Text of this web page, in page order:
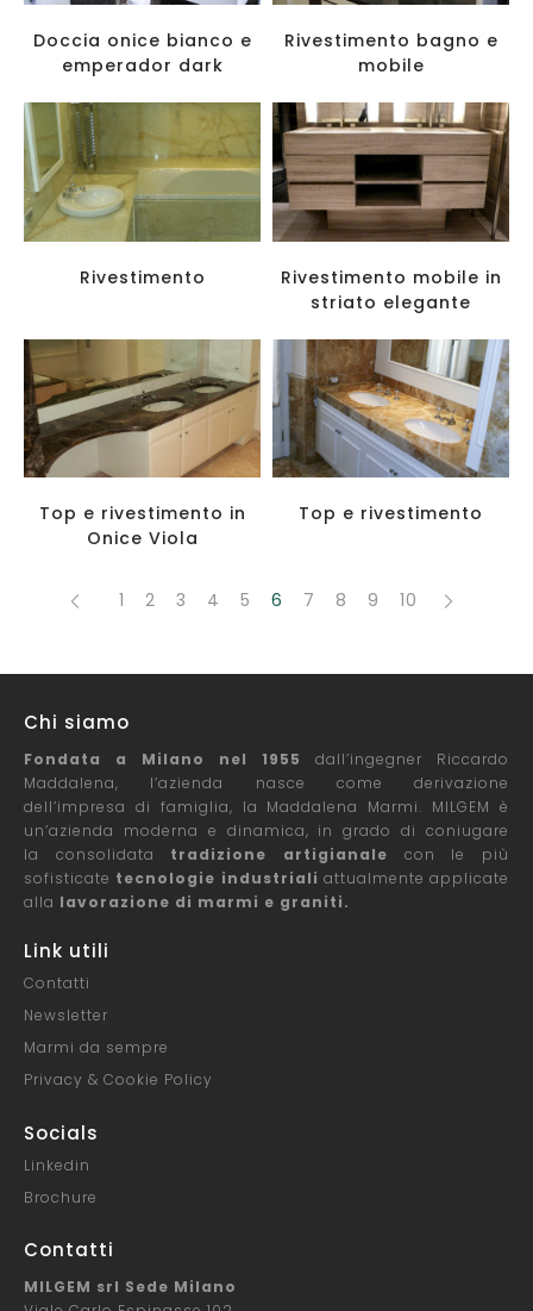
Doccia onice bianco e
emperador dark
Rivestimento bagno e
mobile
Rivestimento
Rivestimento mobile in
striato elegante
Top e rivestimento in
Onice Viola
Top e rivestimento
1 2 3 4 5 6 7 8 9 10
Chi siamo
Fondata a Milano nel 1955 dall’ingegner Riccardo
Maddalena, l’azienda nasce come derivazione
dell’impresa di famiglia, la Maddalena Marmi. MILGEM è
un’azienda moderna e dinamica, in grado di coniugare
la consolidata tradizione artigianale con le più
sofisticate tecnologie industriali attualmente applicate
alla lavorazione di marmi e graniti.
Link utili
Contatti
Newsletter
Marmi da sempre
Privacy & Cookie Policy
Socials
Linkedin
Brochure
Contatti
MILGEM srl Sede Milano